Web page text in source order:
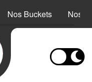
Nos Buckets Nos